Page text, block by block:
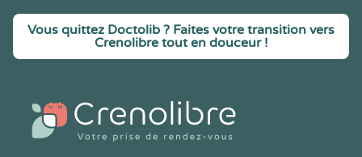
Vous quittez Doctolib ? Faites votre transition vers
Crenolibre tout en douceur !